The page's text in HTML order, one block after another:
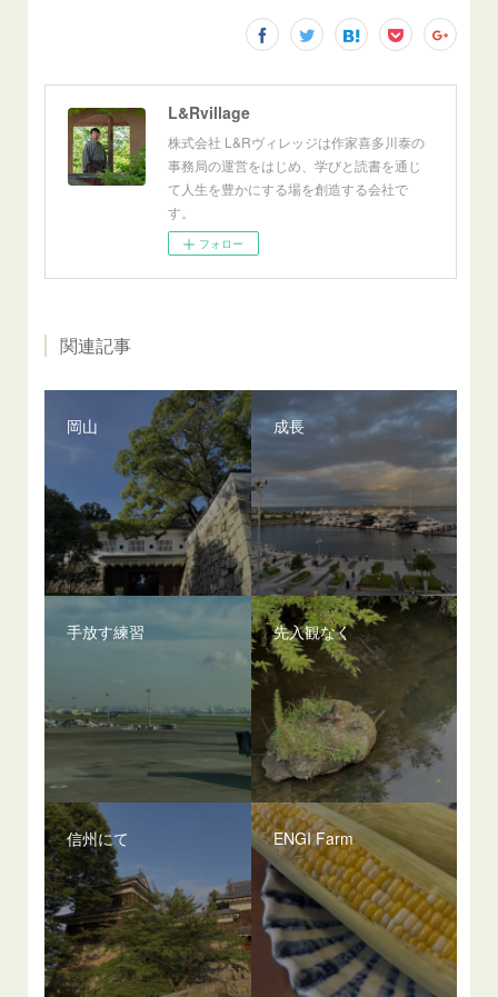
L&Rvillage
株式会社 L&Rヴィレッジは作家喜多川泰の
事務局の運営をはじめ、学びと読書を通じ
て人生を豊かにする場を創造する会社で
す。
フォロー
関連記事
岡山 成長
手放す練習 先入観なく
信州にて ENGI Farm